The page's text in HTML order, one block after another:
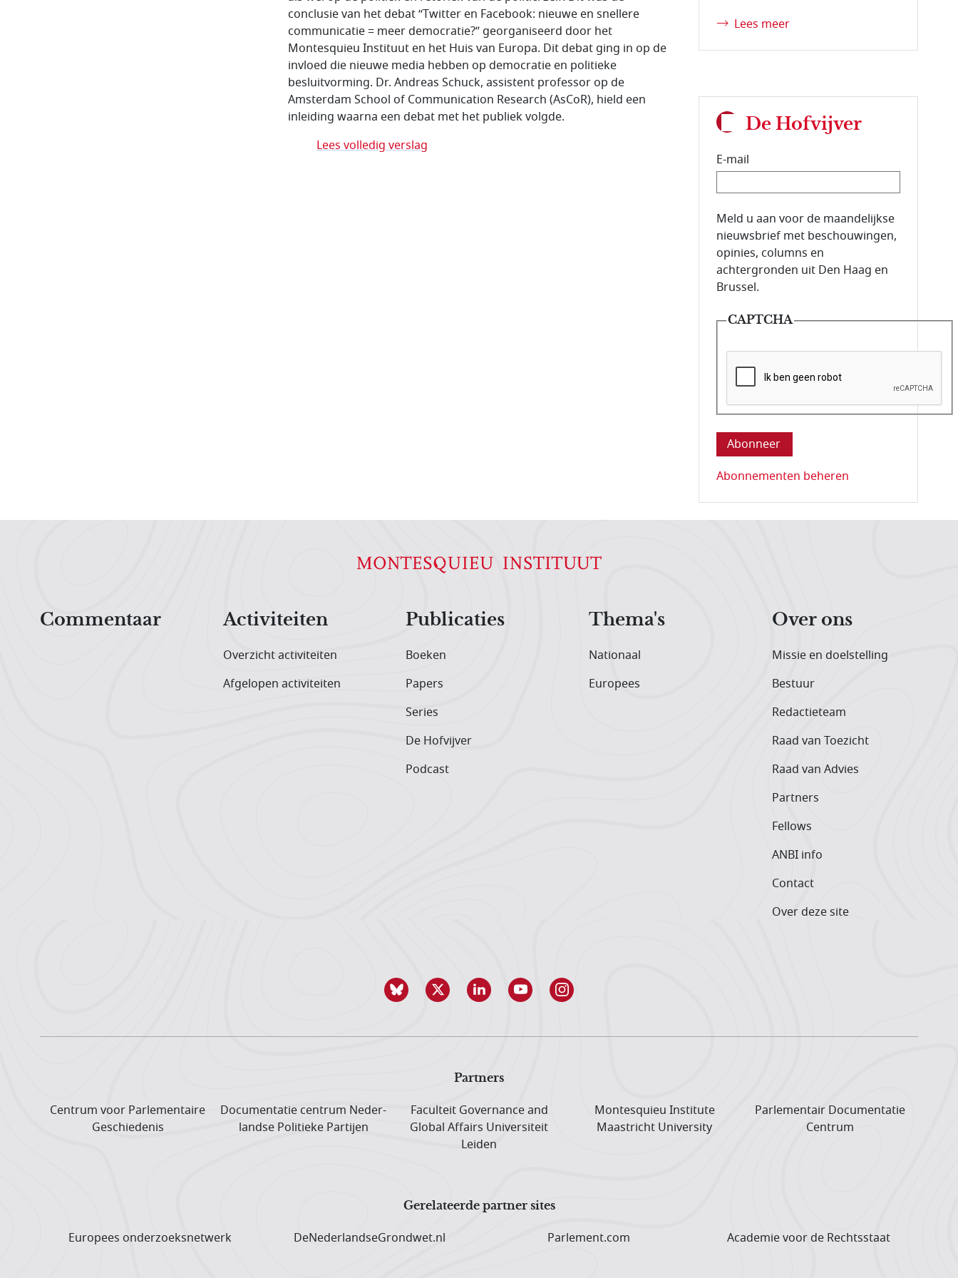
conclusie van het debat “Twitter en Facebook: nieuwe en snellere
communicatie = meer democratie?” georganiseerd door het
Montesquieu Instituut en het Huis van Europa. Dit debat ging in op de
invloed die nieuwe media hebben op democratie en politieke
besluitvorming. Dr. Andreas Schuck, assistent professor op de
Amsterdam School of Communication Research (AsCoR), hield een
inleiding waarna een debat met het publiek volgde.
Lees volledig verslag
Lees meer
De Hofvijver
E-mail
E-mailadres van de abonnee.
Meld u aan voor de maandelijkse
nieuwsbrief met beschouwingen,
opinies, columns en
achtergronden uit Den Haag en
Brussel.
CAPTCHA
Deze vraag is om te controleren dat u
Abonnementen beheren
Commentaar
Activiteiten
Overzicht activiteiten
Afgelopen activiteiten
Publicaties
Boeken
Papers
Series
De Hofvijver
Podcast
Thema's
Nationaal
Europees
Over ons
Missie en doelstelling
Bestuur
Redactieteam
Raad van Toezicht
Raad van Advies
Partners
Fellows
ANBI info
Contact
Over deze site
Partners
Centrum voor Parlementaire
Geschiedenis
Documentatie centrum Neder­
landse Politieke Partijen
Faculteit Governance and
Global Affairs Universiteit
Leiden
Montesquieu Institute
Maastricht University
Parlementair Documentatie
Centrum
Gerelateerde partner sites
Europees onderzoeks­netwerk DeNederlandseGrondwet.nl Parlement.com Academie voor de Rechtsstaat